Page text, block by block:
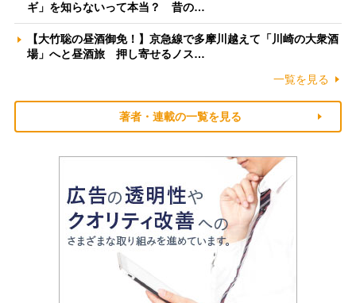
ギ」を知らないって本当？ 昔の…
【大竹聡の昼酒御免！】京急線で多摩川越えて「川崎の大衆酒
場」へと昼酒旅 押し寄せるノス…
一覧を見る
著者・連載の一覧を見る